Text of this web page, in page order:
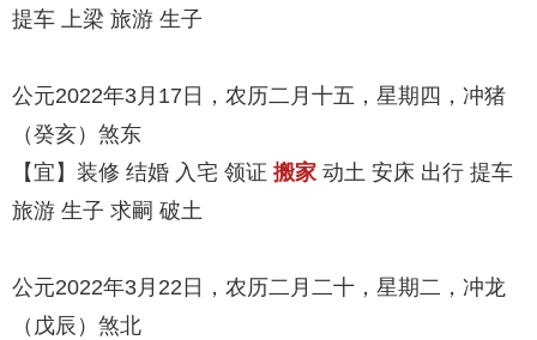
提车 上梁 旅游 生子
公元2022年3月17日，农历二月十五，星期四，冲猪
（癸亥）煞东
【宜】装修 结婚 入宅 领证 搬家 动土 安床 出行 提车
旅游 生子 求嗣 破土
公元2022年3月22日，农历二月二十，星期二，冲龙
（戊辰）煞北